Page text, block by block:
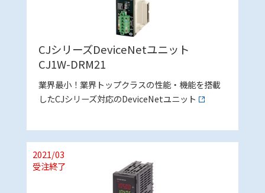
CJシリーズDeviceNetユニット
CJ1W-DRM21
業界最小！業界トップクラスの性能・機能を搭載
したCJシリーズ対応のDeviceNetユニット
2021/03
受注終了